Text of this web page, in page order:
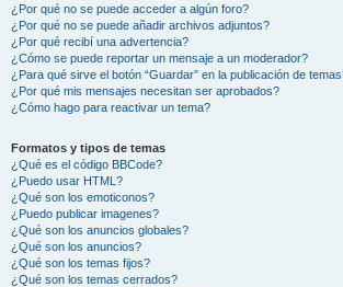
¿Por qué no se puede acceder a algún foro?
¿Por qué no se puede añadir archivos adjuntos?
¿Por qué recibí una advertencia?
¿Cómo se puede reportar un mensaje a un moderador?
¿Para qué sirve el botón “Guardar” en la publicación de
¿Por qué mis mensajes necesitan ser aprobados?
¿Cómo hago para reactivar un tema?
Formatos y tipos de temas
¿Qué es el código BBCode?
¿Puedo usar HTML?
¿Qué son los emoticonos?
¿Puedo publicar imagenes?
¿Qué son los anuncios globales?
¿Qué son los anuncios?
¿Qué son los temas fijos?
¿Qué son los temas cerrados?